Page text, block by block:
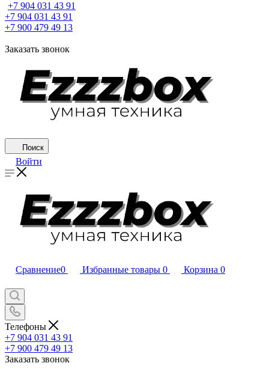
+7 904 031 43 91
+7 904 031 43 91
+7 900 479 49 13
Заказать звонок
Поиск
Войти
Сравнение0 Избранные товары 0 Корзина 0
Телефоны
+7 904 031 43 91
+7 900 479 49 13
Заказать звонок